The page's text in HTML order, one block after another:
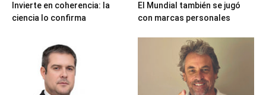
Invierte en coherencia: la
ciencia lo confirma
El Mundial también se jugó
con marcas personales